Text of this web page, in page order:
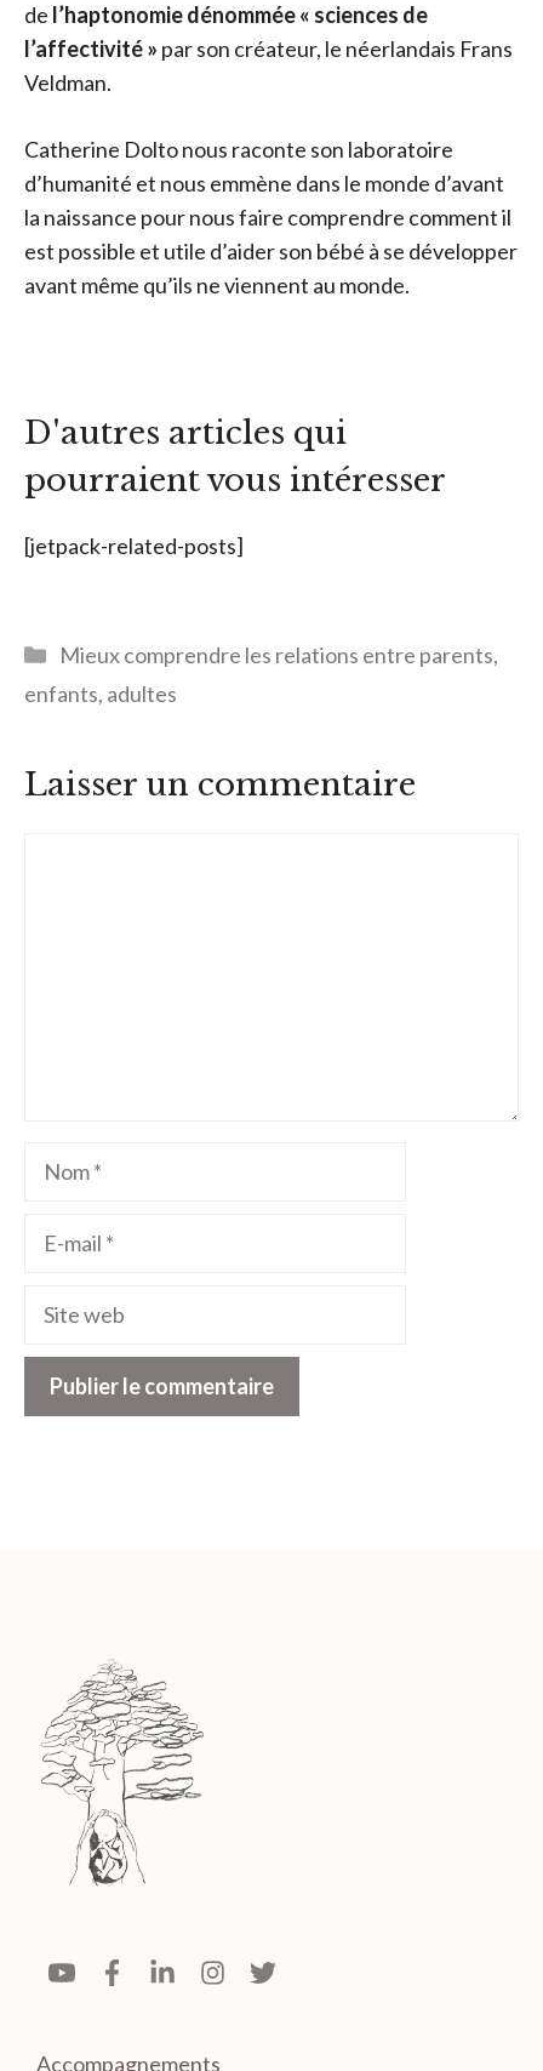
de l’haptonomie dénommée « sciences de
l’affectivité » par son créateur, le néerlandais Frans
Veldman.
Catherine Dolto nous raconte son laboratoire
d’humanité et nous emmène dans le monde d’avant
la naissance pour nous faire comprendre comment il
est possible et utile d’aider son bébé à se développer
avant même qu’ils ne viennent au monde.
D'autres articles qui
pourraient vous intéresser
[jetpack-related-posts]
Catégories
Mieux comprendre les relations entre parents,
enfants, adultes
Laisser un commentaire
Nom
Site
Accompagnements